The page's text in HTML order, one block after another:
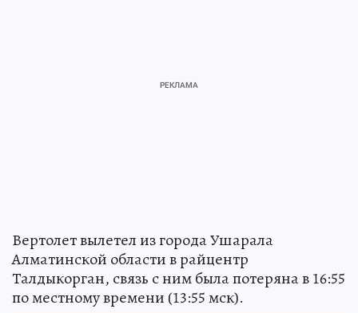
Вертолет вылетел из города Ушарала
Алматинской области в райцентр
Талдыкорган, связь с ним была потеряна в 16:55
по местному времени (13:55 мск).